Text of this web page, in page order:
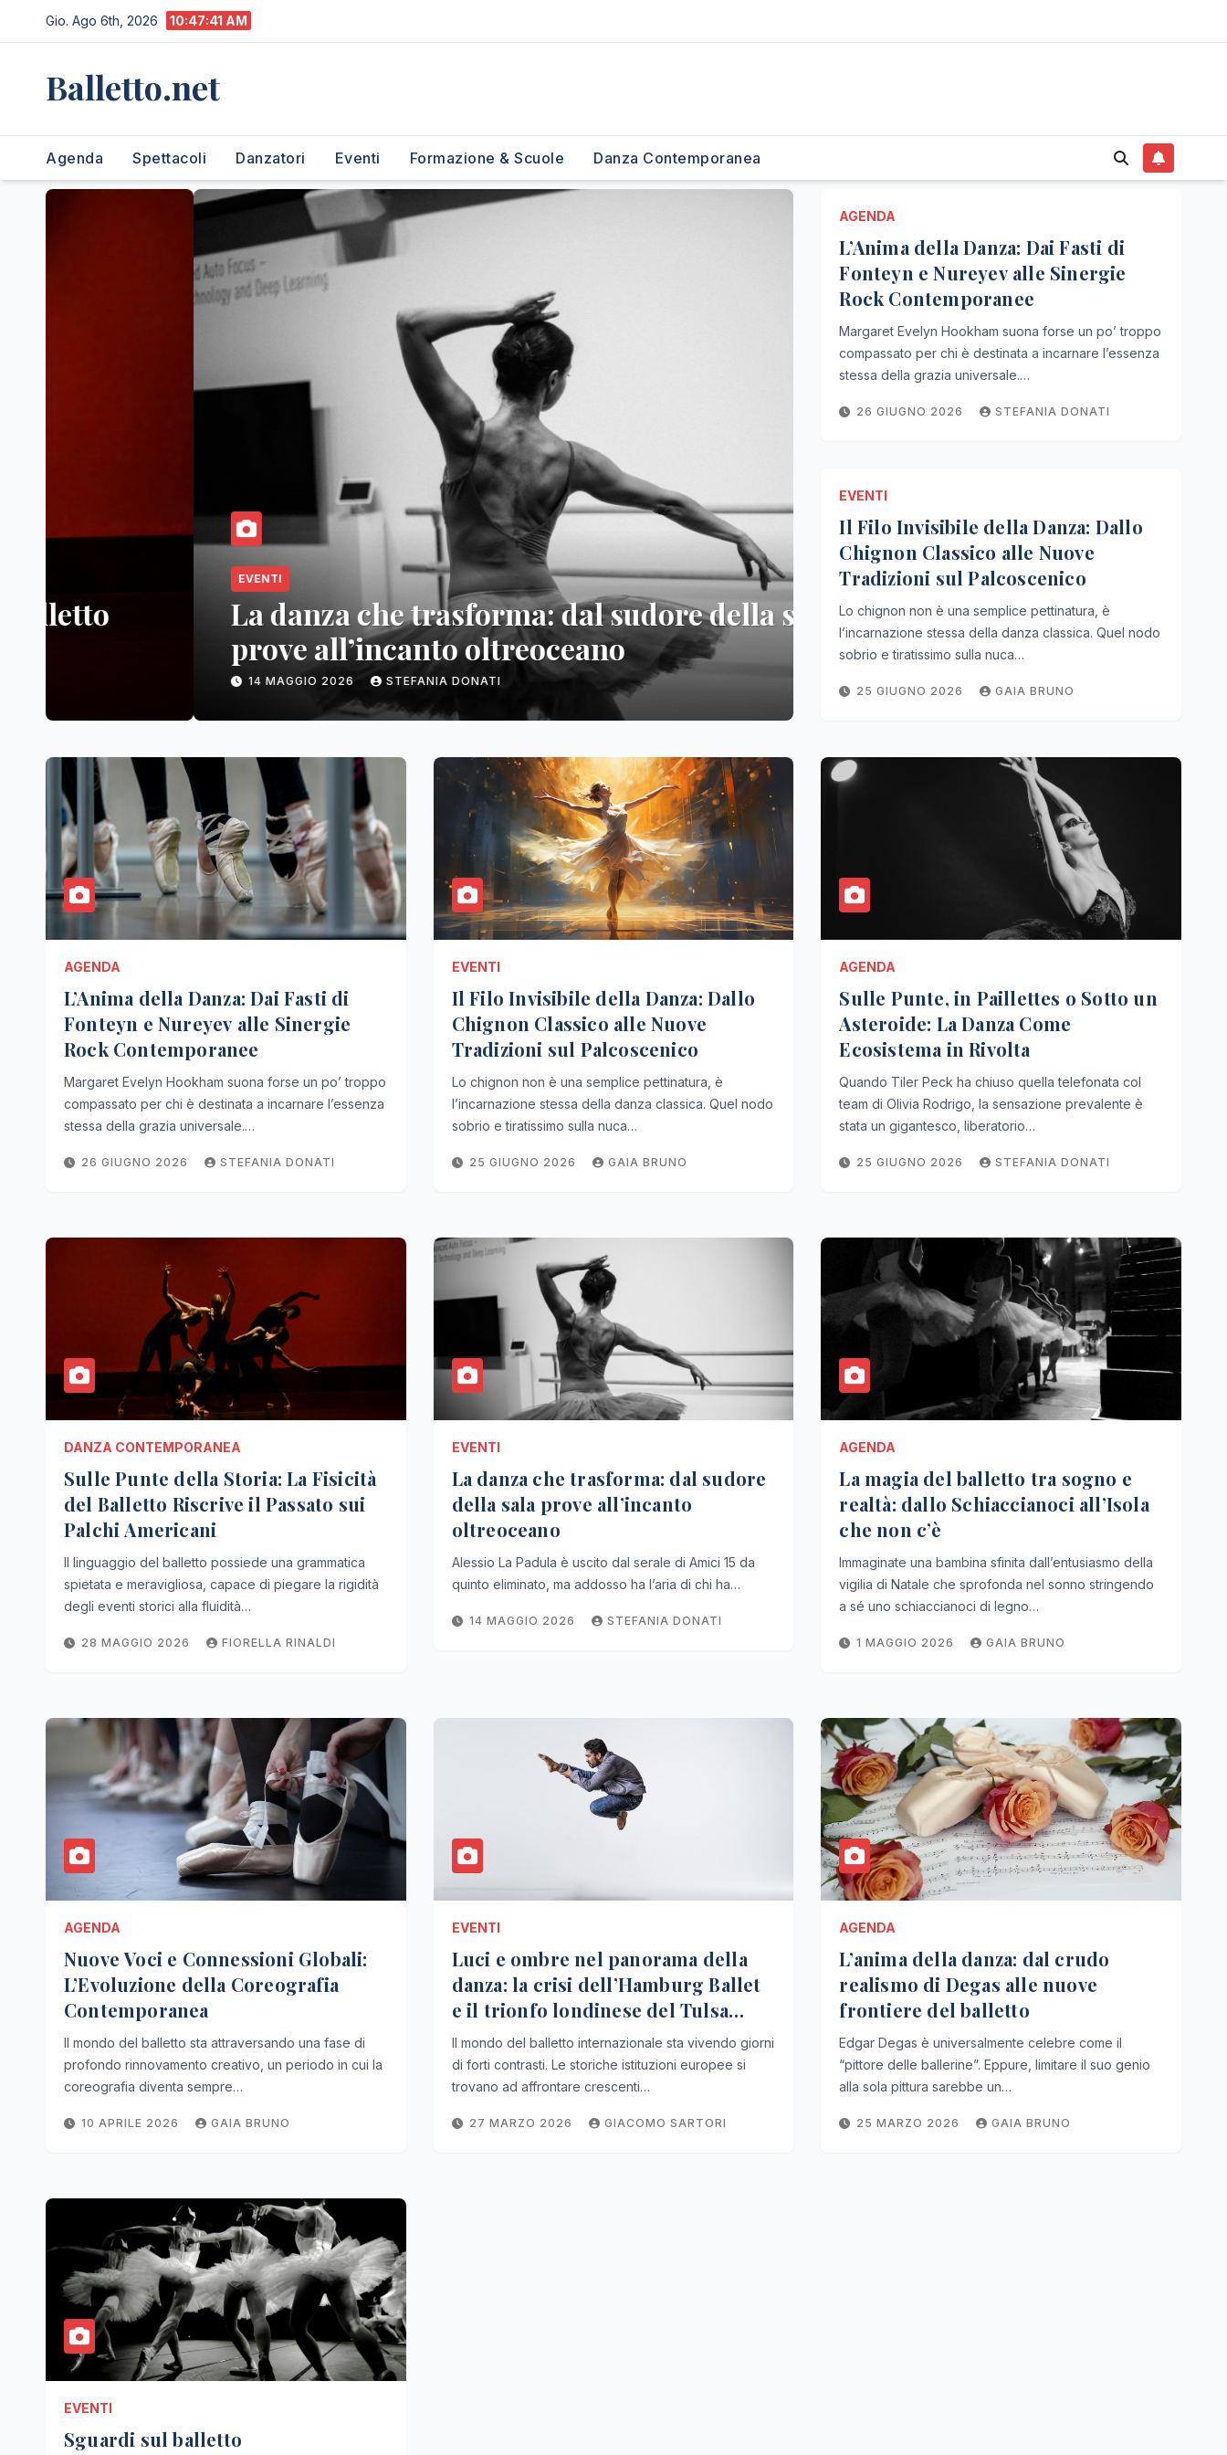
al
Gio. Ago 6th, 2026 10:47:42 AM
Balletto.net
Agenda Spettacoli Danzatori Eventi Formazione & Scuole Danza Contemporanea
La danza che trasforma: dal sudore della sala
prove all’incanto oltreoceano
STEFANIA DONATI
AGENDA
L’Anima della Danza: Dai Fasti di
Fonteyn e Nureyev alle Sinergie
Rock Contemporanee
Margaret Evelyn Hookham suona forse un po’ troppo
compassato per chi è destinata a incarnare l’essenza
stessa della grazia universale.…
26 GIUGNO 2026 STEFANIA DONATI
EVENTI
Il Filo Invisibile della Danza: Dallo
Chignon Classico alle Nuove
Tradizioni sul Palcoscenico
Lo chignon non è una semplice pettinatura, è
l’incarnazione stessa della danza classica. Quel nodo
sobrio e tiratissimo sulla nuca…
25 GIUGNO 2026 GAIA BRUNO
AGENDA
L’Anima della Danza: Dai Fasti di
Fonteyn e Nureyev alle Sinergie
Rock Contemporanee
Margaret Evelyn Hookham suona forse un po’ troppo
compassato per chi è destinata a incarnare l’essenza
stessa della grazia universale.…
26 GIUGNO 2026 STEFANIA DONATI
EVENTI
Il Filo Invisibile della Danza: Dallo
Chignon Classico alle Nuove
Tradizioni sul Palcoscenico
Lo chignon non è una semplice pettinatura, è
l’incarnazione stessa della danza classica. Quel nodo
sobrio e tiratissimo sulla nuca…
25 GIUGNO 2026 GAIA BRUNO
AGENDA
Sulle Punte, in Paillettes o Sotto un
Asteroide: La Danza Come
Ecosistema in Rivolta
Quando Tiler Peck ha chiuso quella telefonata col
team di Olivia Rodrigo, la sensazione prevalente è
stata un gigantesco, liberatorio…
25 GIUGNO 2026 STEFANIA DONATI
DANZA CONTEMPORANEA
Sulle Punte della Storia: La Fisicità
del Balletto Riscrive il Passato sui
Palchi Americani
Il linguaggio del balletto possiede una grammatica
spietata e meravigliosa, capace di piegare la rigidità
degli eventi storici alla fluidità…
28 MAGGIO 2026 FIORELLA RINALDI
EVENTI
La danza che trasforma: dal sudore
della sala prove all’incanto
oltreoceano
Alessio La Padula è uscito dal serale di Amici 15 da
quinto eliminato, ma addosso ha l’aria di chi ha…
14 MAGGIO 2026 STEFANIA DONATI
AGENDA
La magia del balletto tra sogno e
realtà: dallo Schiaccianoci all’Isola
che non c’è
Immaginate una bambina sfinita dall’entusiasmo della
vigilia di Natale che sprofonda nel sonno stringendo
a sé uno schiaccianoci di legno…
1 MAGGIO 2026 GAIA BRUNO
AGENDA
Nuove Voci e Connessioni Globali:
L’Evoluzione della Coreografia
Contemporanea
Il mondo del balletto sta attraversando una fase di
profondo rinnovamento creativo, un periodo in cui la
coreografia diventa sempre…
10 APRILE 2026 GAIA BRUNO
EVENTI
Luci e ombre nel panorama della
danza: la crisi dell’Hamburg Ballet
e il trionfo londinese del Tulsa
Ballet
Il mondo del balletto internazionale sta vivendo giorni
di forti contrasti. Le storiche istituzioni europee si
trovano ad affrontare crescenti…
27 MARZO 2026 GIACOMO SARTORI
AGENDA
L’anima della danza: dal crudo
realismo di Degas alle nuove
frontiere del balletto
Edgar Degas è universalmente celebre come il
“pittore delle ballerine”. Eppure, limitare il suo genio
alla sola pittura sarebbe un…
25 MARZO 2026 GAIA BRUNO
EVENTI
Sguardi sul balletto